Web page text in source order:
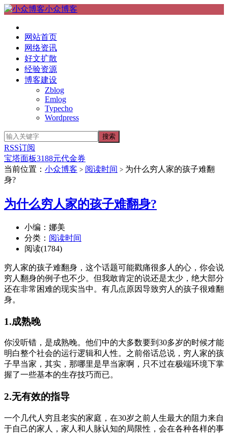
小众博客
网站首页
网络资讯
好文扩散
经验资源
博客建设
Zblog
Emlog
Typecho
Wordpress
RSS订阅
宝塔面板3188元代金券
当前位置： 小众博客 > 阅读时间 > 为什么穷人家的孩子难翻
身?
为什么穷人家的孩子难翻身?
小编：娜美
分类： 阅读时间
阅读(1784)
穷人家的孩子难翻身，这个话题可能戳痛很多人的心，你会说
穷人翻身的例子也不少。但我敢肯定的说还是太少，绝大部分
还在非常困难的现实当中。有几点原因导致穷人的孩子很难翻
身。
1.成熟晚
你没听错，是成熟晚。他们中的大多数要到30多岁的时候才能
明白整个社会的运行逻辑和人性。之前俗话总说，穷人家的孩
子早当家，其实，那哪里是早当家啊，只不过在极端环境下掌
握了一些基本的生存技巧而已。
2.无有效的指导
一个几代人穷且老实的家庭，在30岁之前人生最大的阻力来自
于自己的家人，家人和人脉认知的局限性，会在各种各样的事